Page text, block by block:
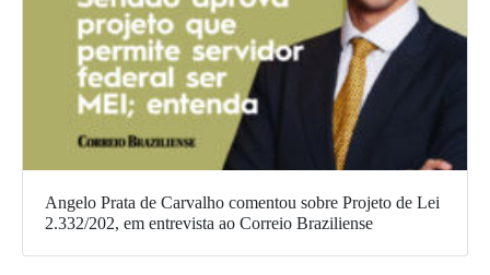
Angelo Prata de Carvalho comentou sobre Projeto de Lei
2.332/202, em entrevista ao Correio Braziliense